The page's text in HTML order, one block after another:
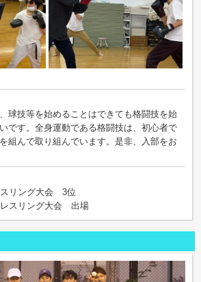
球技等を始めることはできても格闘技を始
です。全身運動である格闘技は、初心者で
組んで取り組んでいます。是非、入部をお
リング大会 3位
スリング大会 出場